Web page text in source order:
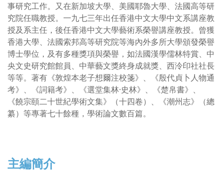
事研究工作。又在新加坡大學、美國耶魯大學、法國高等研
究院任職教授。一九七三年出任香港中文大學中文系講座教
授及系主任，後任香港中文大學藝術系榮譽講座教授。曾獲
香港大學、法國索邦高等研究院等海內外多所大學頒發榮譽
博士學位，及有多種獎項與榮譽，如法國漢學儒林特賞、中
央文史研究館館員、中華藝文獎終身成就獎、西泠印社社長
等等。著有《敦煌本老子想爾注校箋》、《殷代貞卜人物通
考》、《詞籍考》、《選堂集林·史林》、《楚帛書》、
《饒宗頤二十世紀學術文集》（十四卷）、《潮州志》（總
纂）等專著七十餘種，學術論文數百篇。
主編簡介